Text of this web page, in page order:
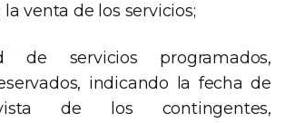
venta de los servicios;
de servicios programados,
indicando la fecha de
de los contingentes,